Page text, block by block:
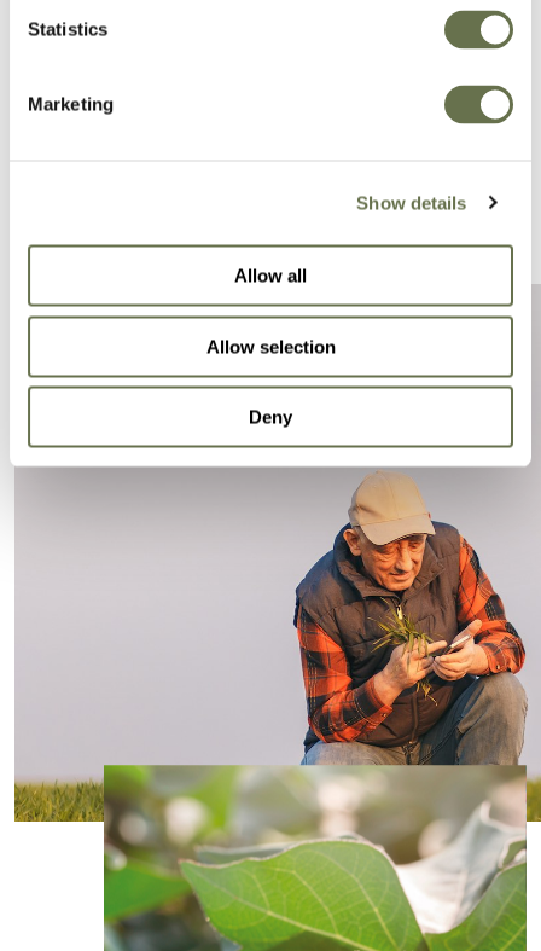
Statistics
Marketing
Show details
Allow all
Allow selection
Deny